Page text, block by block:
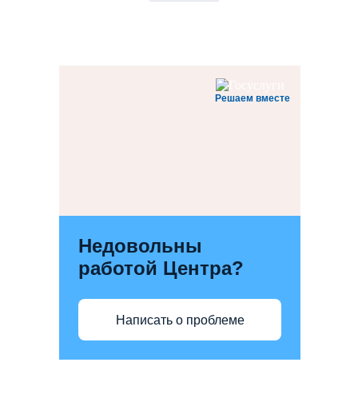
Решаем вместе
Недовольны
работой Центра?
Написать о проблеме